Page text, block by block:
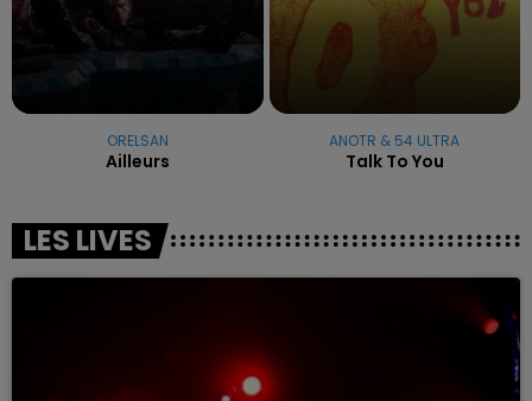
ORELSAN
Ailleurs
ANOTR & 54 ULTRA
Talk To You
LES LIVES